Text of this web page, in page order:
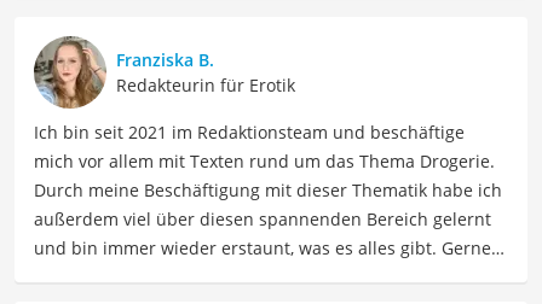
Franziska B.
Redakteurin für Erotik
Ich bin seit 2021 im Redaktionsteam und beschäftige
mich vor allem mit Texten rund um das Thema Drogerie.
Durch meine Beschäftigung mit dieser Thematik habe ich
außerdem viel über diesen spannenden Bereich gelernt
und bin immer wieder erstaunt, was es alles gibt. Gerne